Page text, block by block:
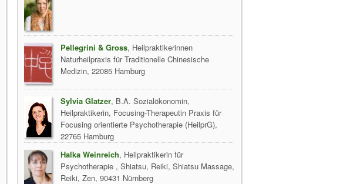
Pellegrini & Gross, Heilpraktikerinnen
Naturheilpraxis für Traditionelle Chinesische
Medizin, 22085 Hamburg
Sylvia Glatzer, B.A. Sozialökonomin,
Heilpraktikerin, Focusing-Therapeutin Praxis für
Focusing orientierte Psychotherapie (HeilprG),
22765 Hamburg
Halka Weinreich, Heilpraktikerin für
Psychotherapie , Shiatsu, Reiki, Shiatsu Massage,
Reiki, Zen, 90431 Nürnberg